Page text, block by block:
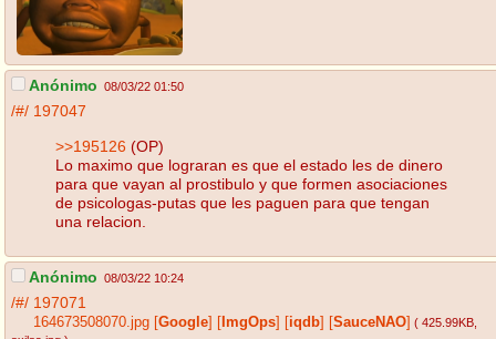
Anónimo 08/03/22 01:50
/#/ 197047
>>195126 (OP)
Lo maximo que lograran es que el estado les de dinero
para que vayan al prostibulo y que formen asociaciones
de psicologas-putas que les paguen para que tengan
una relacion.
Anónimo 08/03/22 10:24
/#/ 197071
164673508070.jpg Google ImgOps iqdb SauceNAO ( 425.99KB